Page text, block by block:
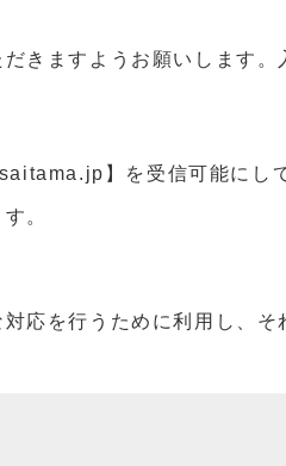
きますようお願いします
】を受信可能にし
。
応を行うために利用し、